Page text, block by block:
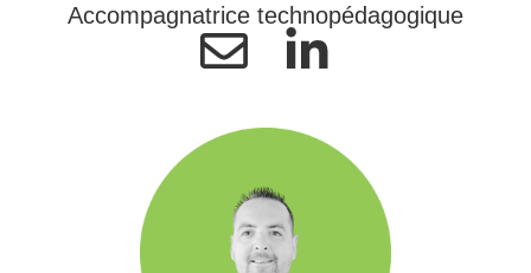
Accompagnatrice technopédagogique